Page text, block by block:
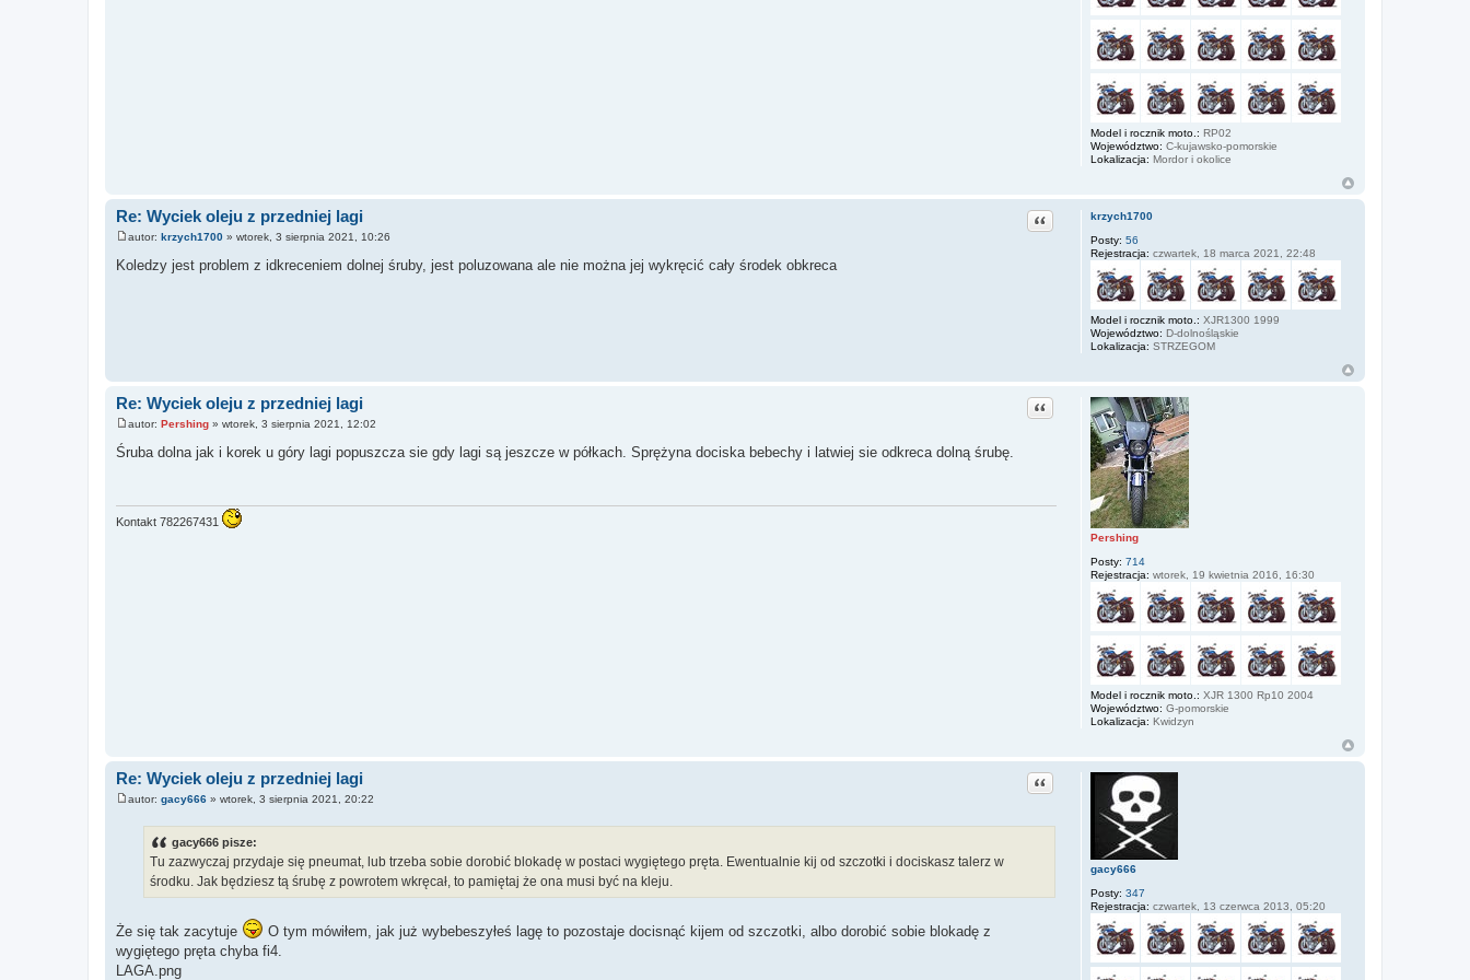
Model i rocznik moto.: RP02
Województwo: C-kujawsko-pomorskie
Lokalizacja: Mordor i okolice
krzych1700
Posty: 56
Rejestracja: czwartek, 18 marca 2021, 22:48
Model i rocznik moto.: XJR1300 1999
Województwo: D-dolnośląskie
Lokalizacja: STRZEGOM
Re: Wyciek oleju z przedniej lagi Cytuj
o
s
autor: krzych1700 » wtorek, 3 sierpnia 2021, 10:26
Koledzy jest problem z idkreceniem dolnej śruby, jest poluzowana ale nie można jej wykręcić cały środek obkreca
Pershing
Posty: 714
Rejestracja: wtorek, 19 kwietnia 2016, 16:30
Model i rocznik moto.: XJR 1300 Rp10 2004
Województwo: G-pomorskie
Lokalizacja: Kwidzyn
Re: Wyciek oleju z przedniej lagi Cytuj
o
s
autor: Pershing » wtorek, 3 sierpnia 2021, 12:02
Śruba dolna jak i korek u góry lagi popuszcza sie gdy lagi są jeszcze w półkach. Sprężyna dociska bebechy i latwiej sie odkreca dolną śrubę.
Kontakt 782267431
gacy666
Posty: 347
Rejestracja: czwartek, 13 czerwca 2013, 05:20
Re: Wyciek oleju z przedniej lagi Cytuj
autor: gacy666 » wtorek, 3 sierpnia 2021, 20:22
gacy666 pisze:
Tu zazwyczaj przydaje się pneumat, lub trzeba sobie dorobić blokadę w postaci wygiętego pręta. Ewentualnie kij od szczotki i dociskasz talerz w
środku. Jak będziesz tą śrubę z powrotem wkręcał, to pamiętaj że ona musi być na kleju.
Że się tak zacytuje
O tym mówiłem, jak już wybebeszyłeś lagę to pozostaje docisnąć kijem od szczotki, albo dorobić sobie blokadę z
wygiętego pręta chyba fi4.
LAGA.png